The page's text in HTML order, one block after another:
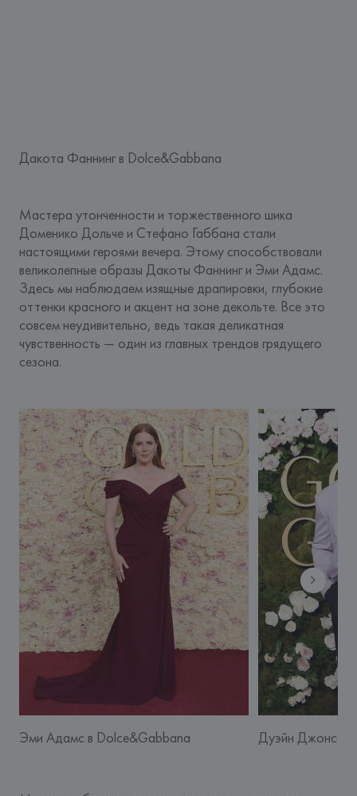
Дакота Фаннинг в Dolce&Gabbana
Мастера утонченности и торжественного шика
Доменико Дольче и Стефано Габбана стали
настоящими героями вечера. Этому способствовали
великолепные образы Дакоты Фаннинг и Эми Адамс.
Здесь мы наблюдаем изящные драпировки, глубокие
оттенки красного и акцент на зоне декольте. Все это
совсем неудивительно, ведь такая деликатная
чувственность — один из главных трендов грядущего
сезона.
Эми Адамс в Dolce&Gabbana Дуэйн Джонсон